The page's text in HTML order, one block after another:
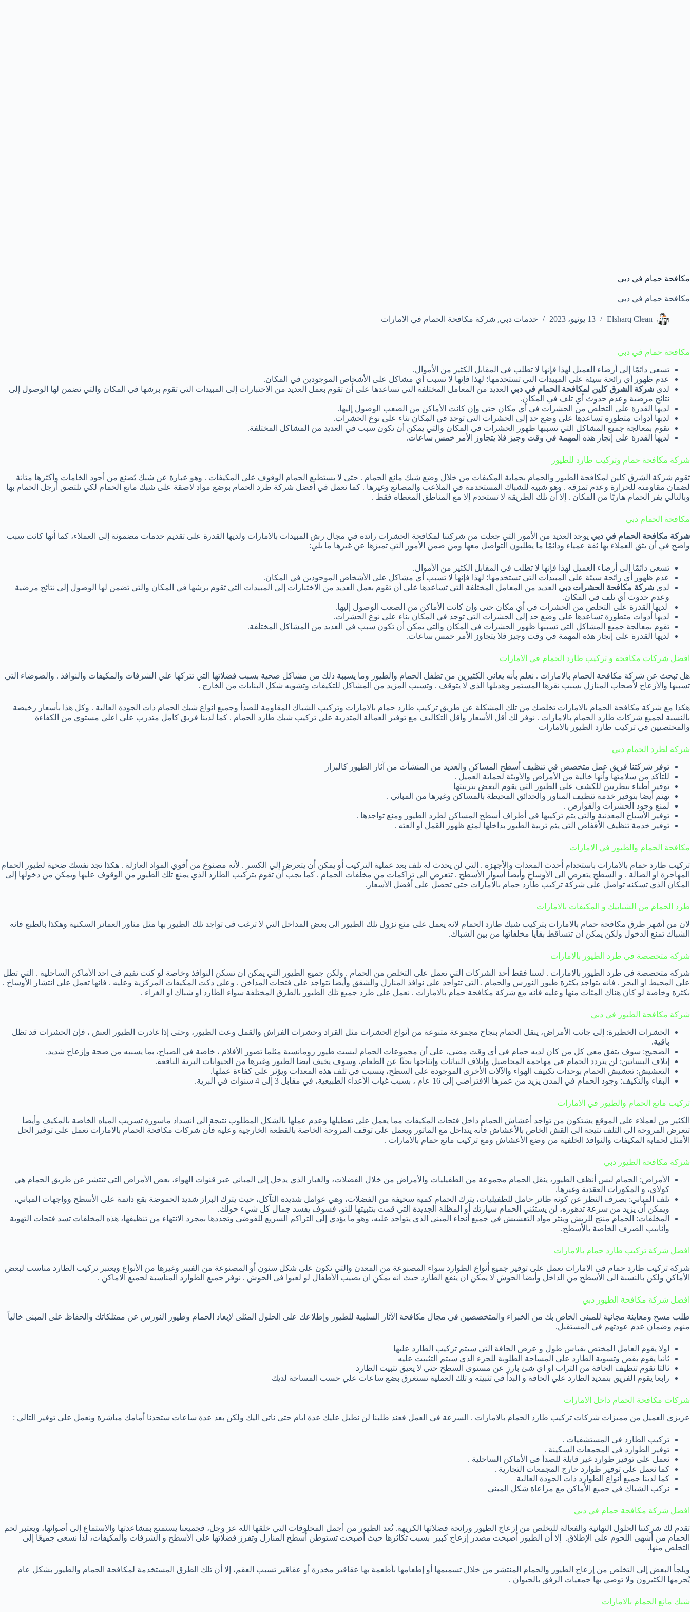
مكافحة حمام في دبي
مكافحة حمام في دبي
Elsharq Clean 13 يونيو، 2023 خدمات دبي, شركة مكافحة الحمام في الامارات
مكافحة حمام في دبي
تسعى دائمًا إلى أرضاء العميل لهذا فإنها لا تطلب في المقابل الكثير من الأموال.
عدم ظهور أي رائحة سيئة على المبيدات التي تستخدمها؛ لهذا فإنها لا تسبب أي مشاكل على الأشخاص الموجودين في المكان.
لدى شركة الشرق كلين لمكافحة الحمام في دبي العديد من المعامل المختلفة التي تساعدها على أن تقوم بعمل العديد من الاختبارات إلى المبيدات التي تقوم برشها في المكان والتي تضمن لها الوصول إلى
نتائج مرضية وعدم حدوث أي تلف في المكان.
لديها القدرة على التخلص من الحشرات في أي مكان حتى وإن كانت الأماكن من الصعب الوصول إليها.
لديها أدوات متطورة تساعدها على وضع حد إلى الحشرات التي توجد في المكان بناء على نوع الحشرات.
تقوم بمعالجة جميع المشاكل التي تسببها ظهور الحشرات في المكان والتي يمكن أن تكون سبب في العديد من المشاكل المختلفة.
لديها القدرة على إنجاز هذه المهمة في وقت وجيز فلا يتجاوز الأمر خمس ساعات.
شركة مكافحة حمام وتركيب طارد للطيور
تقوم شركة الشرق كلين لمكافحة الطيور والحمام بحماية المكيفات من خلال وضع شبك مانع الحمام . حتى لا يستطيع الحمام الوقوف على المكيفات . وهو عبارة عن شبك يُصنع من أجود الخامات وأكثرها متانة
لضمان مقاومته للحرارة وعدم تمزقه . وهو شبيه للشباك المستخدمة في الملاعب والمصانع وغيرها . كما نعمل في أفضل شركة طرد الحمام بوضع مواد لاصقة على شبك مانع الحمام لكي تلتصق أرجل الحمام بها
وبالتالي يفر الحمام هاربًا من المكان . إلا أن تلك الطريقة لا تستخدم إلا مع المناطق المغطاة فقط .
مكافحة الحمام دبي
شركة مكافحة الحمام في دبي يوجد العديد من الأمور التي جعلت من شركتنا لمكافحة الحشرات رائدة في مجال رش المبيدات بالامارات ولديها القدرة على تقديم خدمات مضمونة إلى العملاء، كما أنها كانت سبب
واضح في أن يثق العملاء بها ثقة عمياء ودائمًا ما يطلبون التواصل معها ومن ضمن الأمور التي تميزها عن غيرها ما يلي:
تسعى دائمًا إلى أرضاء العميل لهذا فإنها لا تطلب في المقابل الكثير من الأموال.
عدم ظهور أي رائحة سيئة على المبيدات التي تستخدمها؛ لهذا فإنها لا تسبب أي مشاكل على الأشخاص الموجودين في المكان.
لدى شركة مكافحة الحشرات دبي العديد من المعامل المختلفة التي تساعدها على أن تقوم بعمل العديد من الاختبارات إلى المبيدات التي تقوم برشها في المكان والتي تضمن لها الوصول إلى نتائج مرضية
وعدم حدوث أي تلف في المكان.
لديها القدرة على التخلص من الحشرات في أي مكان حتى وإن كانت الأماكن من الصعب الوصول إليها.
لديها أدوات متطورة تساعدها على وضع حد إلى الحشرات التي توجد في المكان بناء على نوع الحشرات.
تقوم بمعالجة جميع المشاكل التي تسببها ظهور الحشرات في المكان والتي يمكن أن تكون سبب في العديد من المشاكل المختلفة.
لديها القدرة على إنجاز هذه المهمة في وقت وجيز فلا يتجاوز الأمر خمس ساعات.
افضل شركات مكافحة و تركيب طارد الحمام في الامارات
هل تبحث عن شركة مكافحة الحمام بالامارات . نعلم بأنه يعاني الكثيرين من تطفل الحمام والطيور وما يسببة ذلك من مشاكل صحية بسبب فضلاتها التي تتركها علي الشرفات والمكيفات والنوافذ . والضوضاء التي
تسببها والأزعاج لأصحاب المنازل بسبب نقرها المستمر وهديلها الذي لا يتوقف . وتسبب المزيد من المشاكل للتكيفات وتشويه شكل البنايات من الخارج .
هكذا مع شركة مكافحة الحمام بالامارات تخلصك من تلك المشكلة عن طريق تركيب طارد حمام بالامارات وتركيب الشباك المقاومة للصدأ وجميع انواع شبك الحمام ذات الجودة العالية . وكل هذا بأسعار رخيصة
بالنسبة لجميع شركات طارد الحمام بالامارات . نوفر لك أقل الأسعار وأقل التكاليف مع توفير العمالة المتدربة علي تركيب شبك طارد الحمام . كما لدينا فريق كامل متدرب علي اعلي مستوي من الكفاءة
والمختصيين في تركيب طارد الطيور بالامارات
شركة لطرد الحمام دبي
توفر شركتنا فريق عمل متخصص في تنظيف أسطح المساكن والعديد من المنشآت من آثار الطيور كالبراز
للتأكد من سلامتها وأنها خالية من الأمراض والأوبئة لحماية العميل .
توفير أطباء بيطريين للكشف على الطيور التي يقوم البعض بتربيتها
تهتم أيضا بتوفير خدمة تنظيف المناور والحدائق المحيطة بالمساكن وغيرها من المباني .
لمنع وجود الحشرات والقوارض .
توفير الأسياخ المعدنية والتي يتم تركيبها في أطراف أسطح المساكن لطرد الطيور ومنع تواجدها .
توفير خدمة تنظيف الأقفاص التي يتم تربية الطيور بداخلها لمنع ظهور القمل أو العته .
مكافحة الحمام والطيور في الامارات
تركيب طارد حمام بالامارات باستخدام أحدث المعدات والأجهزة . التي لن يحدث له تلف بعد عملية التركيب أو يمكن أن يتعرض إلي الكسر . لأنه مصنوع من أقوي المواد العازلة . هكذا تجد نفسك ضحية لطيور الحمام
المهاجرة او الضالة . و السطح يتعرض الى الأوساخ وأيضا أسوار الأسطح . تتعرض الى تراكمات من مخلفات الحمام . كما يجب أن تقوم بتركيب الطارد الذي يمنع تلك الطيور من الوقوف عليها ويمكن من دخولها إلى
المكان الذي تسكنه تواصل على شركة تركيب طارد حمام بالامارات حتى تحصل على أفضل الأسعار.
طرد الحمام من الشبابيك و المكيفات بالامارات
لان من أشهر طرق مكافحة حمام بالامارات بتركيب شبك طارد الحمام لانه يعمل على منع نزول تلك الطيور الى بعض المداخل التي لا ترغب فى تواجد تلك الطيور بها مثل مناور العمائر السكنية وهكذا بالطبع فانه
الشباك تمنع الدخول ولكن يمكن ان تتساقط بقايا مخلفاتها من بين الشباك.
شركة متخصصة في طرد الطيور بالامارات
شركة متخصصة فى طرد الطيور بالامارات . لسنا فقط أحد الشركات التي تعمل على التخلص من الحمام . ولكن جميع الطيور التي يمكن ان تسكن النوافذ وخاصة لو كنت تقيم فى احد الأماكن الساحلية . التي تطل
على المحيط او البحر . فانه يتواجد بكثرة طيور النورس والحمام . التي تتواجد على نوافذ المنازل والشقق وأيضا تتواجد على فتحات المداخن . وعلى دكت المكيفات المركزية وعليه . فانها تعمل على انتشار الأوساخ .
بكثرة وخاصة لو كان هناك المئات منها وعليه فانه مع شركة مكافحة حمام بالامارات . نعمل على طرد جميع تلك الطيور بالطرق المختلفة سواء الطارد او شباك او الغراء .
شركة مكافحة الطيور في دبي
الحشرات الخطيرة: إلى جانب الأمراض، ينقل الحمام بنجاح مجموعة متنوعة من أنواع الحشرات مثل القراد وحشرات الفراش والقمل وعث الطيور، وحتى إذا غادرت الطيور العش ، فإن الحشرات قد تظل
باقية.
الضجيج: سوف يتفق معي كل من كان لديه حمام في أي وقت مضى، على أن مجموعات الحمام ليست طيور رومانسية مثلما تصور الأفلام ، خاصة في الصباح، بما يسببه من ضجة وإزعاج شديد.
إتلاف البساتين: لن يتردد الحمام في مهاجمة المحاصيل وإتلاف النباتات وإنتاجها بحثًا عن الطعام، وسوف يخيف أيضا الطيور وغيرها من الحيوانات البرية النافعة.
التعشيش: تعشيش الحمام بوحدات تكييف الهواء والآلات الأخرى الموجودة على السطح، يتسبب في تلف هذه المعدات ويؤثر على كفاءة عملها.
البقاء والتكيف: وجود الحمام في المدن يزيد من عمرها الافتراضي إلى 16 عام ، بسبب غياب الأعداء الطبيعية، في مقابل 3 إلى 4 سنوات في البرية.
تركيب مانع الحمام والطيور في الامارات
الكثير من لعملاء على الموقع يشتكون من تواجد أعشاش الحمام داخل فتحات المكيفات مما يعمل على تعطيلها وعدم عملها بالشكل المطلوب نتيجة الى انسداد ماسورة تسريب المياه الخاصة بالمكيف وأيضا
تتعرض المروحة الى التلف نتيجة الى القش الخاص بالأعشاش فأنه يتداخل مع الماتور ويعمل على توقف المروحة الخاصة بالقطعة الخارجية وعليه فأن شركات مكافحة الحمام بالامارات تعمل على توفير الحل
الأمثل لحماية المكيفات والنوافذ الخلفية من وضع الأعشاش ومع تركيب مانع حمام بالامارات .
شركة مكافحة الطيور دبي
الأمراض: الحمام ليس أنظف الطيور، ينقل الحمام مجموعة من الطفيليات والأمراض من خلال الفضلات، والغبار الذي يدخل إلى المباني عبر قنوات الهواء، بعض الأمراض التي تنتشر عن طريق الحمام هي
كولاي، و المكورات العقدية وغيرها.
تلف المباني: بصرف النظر عن كونه طائر حامل للطفيليات، يترك الحمام كمية سخيفة من الفضلات، وهي عوامل شديدة التآكل، حيث يترك البراز شديد الحموضة بقع دائمة على الأسطح وواجهات المباني،
ويمكن أن يزيد من سرعة تدهوره، لن يستثني الحمام سيارتك أو المظلة الجديدة التي قمت بتثبيتها للتو، فسوف يفسد جمال كل شيء حولك.
المخلفات: الحمام منتج للريش وينثر مواد التعشيش في جميع أنحاء المبنى الذي يتواجد عليه، وهو ما يؤدي إلى التراكم السريع للفوضى وتجددها بمجرد الانتهاء من تنظيفها، هذه المخلفات تسد فتحات التهوية
وأنابيب الصرف الخاصة بالأسطح.
افضل شركة تركيب طارد حمام بالامارات
شركة تركيب طارد حمام فى الامارات تعمل على توفير جميع أنواع الطوارد سواء المصنوعة من المعدن والتي تكون على شكل سنون أو المصنوعة من الفيبر وغيرها من الأنواع ويعتبر تركيب الطارد مناسب لبعض
الأماكن ولكن بالنسبة الى الأسطح من الداخل وأيضا الحوش لا يمكن ان ينفع الطارد حيث انه يمكن ان يصيب الأطفال لو لعبوا فى الحوش . نوفر جميع الطوارد المناسبة لجميع الاماكن .
افضل شركة مكافحة الطيور دبي
طلب مسح ومعاينة مجانية للمبنى الخاص بك من الخبراء والمتخصصين في مجال مكافحة الآثار السلبية للطيور وإطلاعك على الحلول المثلى لإبعاد الحمام وطيور النورس عن ممتلكاتك والحفاظ على المبنى خالياً
منهم وضمان عدم عودتهم في المستقبل.
اولا يقوم العامل المختص بقياس طول و عرض الحافة التي سيتم تركيب الطارد عليها
ثانيا يقوم بقص وتسوية الطارد علي المساحة الطلوبة للجزء الذي سيتم التثبيت عليه
ثالثا نقوم تنظيف الحافة من التراب او اي شئ بارز عن مستوى السطح حتي لا يعيق تثبيت الطارد
رابعا يقوم الفريق بتمديد الطارد علي الحافة و البدأ في تثبيته و تلك العملية تستغرق بضع ساعات علي حسب المساحة لديك
شركات مكافحة الحمام داخل الامارات
عزيزي العميل من مميزات شركات تركيب طارد الحمام بالامارات . السرعة فى العمل فعند طلبنا لن نطيل عليك عدة ايام حتى ناتي اليك ولكن بعد عدة ساعات ستجدنا أمامك مباشرة ونعمل على توفير التالي :
تركيب الطارد فى المستشفيات .
توفير الطوارد فى المجمعات السكينة .
نعمل على توفير طوارد غير قابلة للصدأ فى الأماكن الساحلية .
كما نعمل على توفير طوارد خارج المجمعات التجارية .
كما لدينا جميع أنواع الطوارد ذات الجودة العالية
نركب الشباك في جميع الأماكن مع مراعاة شكل المبني
افضل شركة مكافحة حمام في دبي
تقدم لك شركتنا الحلول النهائية والفعالة للتخلص من إزعاج الطيور ورائحة فضلاتها الكريهة. تُعد الطيور من أجمل المخلوقات التي خلقها الله عز وجل، فجميعنا يستمتع بمشاعدتها والاستماع إلى أصواتها، ويعتبر لحم
الحمام من أشهى اللحوم على الإطلاق. إلا أن الطيور أصبحت مصدر إزعاج كبير بسبب تكاثرها حيث أصبحت تستوطن أسطح المنازل وتفرز فضلاتها على الأسطح و الشرفات والمكيفات، لذا نسعى جميعًا إلى
التخلص منها.
ويلجأ البعض إلى التخلص من إزعاج الطيور والحمام المنتشر من خلال تسميمها أو إطعامها بأطعمة بها عقاقير مخدرة أو عقاقير تسبب العقم، إلا أن تلك الطرق المستخدمة لمكافحة الحمام والطيور بشكل عام
يُحرمها الكثيرون ولا توصي بها جمعيات الرفق بالحيوان .
شبك مانع الحمام بالامارات